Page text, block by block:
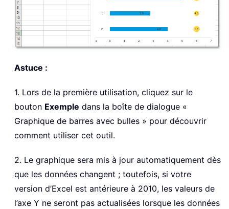
Astuce :
1. Lors de la première utilisation, cliquez sur le
bouton Exemple dans la boîte de dialogue «
Graphique de barres avec bulles » pour découvrir
comment utiliser cet outil.
2. Le graphique sera mis à jour automatiquement dès
que les données changent ; toutefois, si votre
version d’Excel est antérieure à 2010, les valeurs de
l’axe Y ne seront pas actualisées lorsque les données